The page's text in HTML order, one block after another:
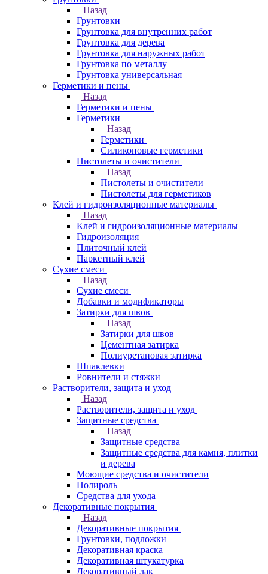
Назад
Грунтовки
Грунтовка для внутренних работ
Грунтовка для дерева
Грунтовка для наружных работ
Грунтовка по металлу
Грунтовка универсальная
Герметики и пены
Назад
Герметики и пены
Герметики
Назад
Герметики
Силиконовые герметики
Пистолеты и очистители
Назад
Пистолеты и очистители
Пистолеты для герметиков
Клей и гидроизоляционные материалы
Назад
Клей и гидроизоляционные материалы
Гидроизоляция
Плиточный клей
Паркетный клей
Сухие смеси
Назад
Сухие смеси
Добавки и модификаторы
Затирки для швов
Назад
Затирки для швов
Цементная затирка
Полиуретановая затирка
Шпаклевки
Ровнители и стяжки
Растворители, защита и уход
Назад
Растворители, защита и уход
Защитные средства
Назад
Защитные средства
Защитные средства для камня, плитки
и дерева
Моющие средства и очистители
Полироль
Средства для ухода
Декоративные покрытия
Назад
Декоративные покрытия
Грунтовки, подложки
Декоративная краска
Декоративная штукатурка
Декоративный лак